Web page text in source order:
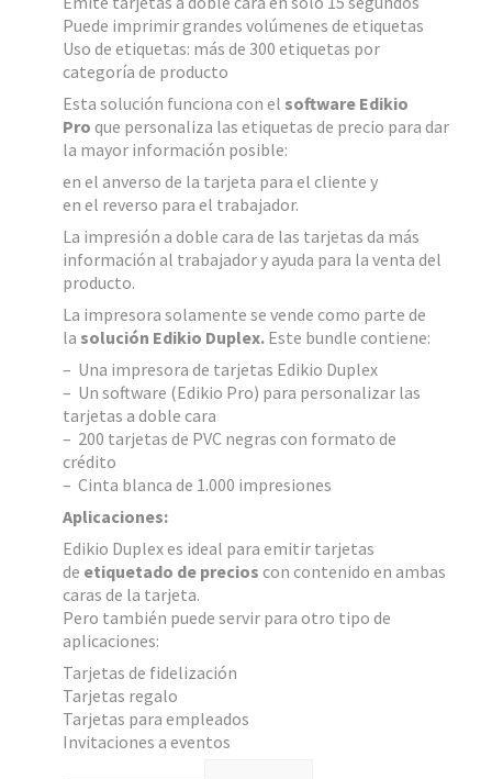
Puede imprimir grandes volúmenes de etiquetas
Uso de etiquetas: más de 300 etiquetas por
categoría de producto
Esta solución funciona con el software Edikio
Pro que personaliza las etiquetas de precio para dar
la mayor información posible:
en el anverso de la tarjeta para el cliente y
en el reverso para el trabajador.
La impresión a doble cara de las tarjetas da más
información al trabajador y ayuda para la venta del
producto.
La impresora solamente se vende como parte de
la solución Edikio Duplex.Este bundle contiene:
– Una impresora de tarjetas Edikio Duplex
– Un software (Edikio Pro) para personalizar las
tarjetas a doble cara
– 200 tarjetas de PVC negras con formato de
crédito
– Cinta blanca de 1.000 impresiones
Aplicaciones:
Edikio Duplex es ideal para emitir tarjetas
de etiquetado de precios con contenido en ambas
caras de la tarjeta.
Pero también puede servir para otro tipo de
aplicaciones:
Tarjetas de fidelización
Tarjetas regalo
Tarjetas para empleados
Invitaciones a eventos